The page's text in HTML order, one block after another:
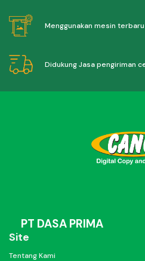
Menggunakan mesin
Didukung Jasa pengiriman
PT DASA PRIMA
Site
Tentang Kami